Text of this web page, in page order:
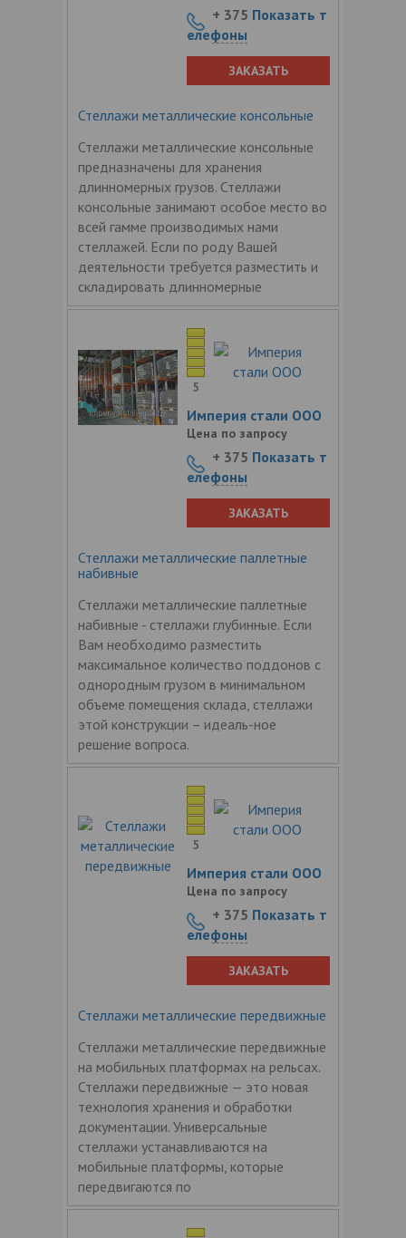
Стеллажи металлические консольные
Стеллажи металлические консольные
предназначены для хранения
длинномерных грузов. Стеллажи
консольные занимают особое место во
всей гамме производимых нами
стеллажей. Если по роду Вашей
деятельности требуется разместить и
складировать длинномерные
+ 375 Показать т
елефоны
ЗАКАЗАТЬ
Стеллажи металлические паллетные
набивные
Стеллажи металлические паллетные
набивные - стеллажи глубинные. Если
Вам необходимо разместить
максимальное количество поддонов с
однородным грузом в минимальном
объеме помещения склада, стеллажи
этой конструкции – идеаль-ное
решение вопроса.
5
Империя стали ООО
Цена по запросу
+ 375 Показать т
елефоны
ЗАКАЗАТЬ
Стеллажи металлические передвижные
Стеллажи металлические передвижные
на мобильных платформах на рельсах.
Стеллажи передвижные — это новая
технология хранения и обработки
документации. Универсальные
стеллажи устанавливаются на
мобильные платформы, которые
передвигаются по
5
Империя стали ООО
Цена по запросу
+ 375 Показать т
елефоны
ЗАКАЗАТЬ